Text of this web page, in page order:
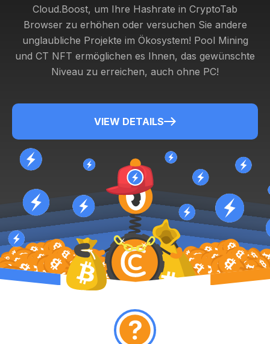
Cloud.Boost, um Ihre Hashrate in CryptoTab
Browser zu erhöhen oder versuchen Sie andere
unglaubliche Projekte im Ökosystem! Pool Mining
und CT NFT ermöglichen es Ihnen, das gewünschte
Niveau zu erreichen, auch ohne PC!
VIEW DETAILS